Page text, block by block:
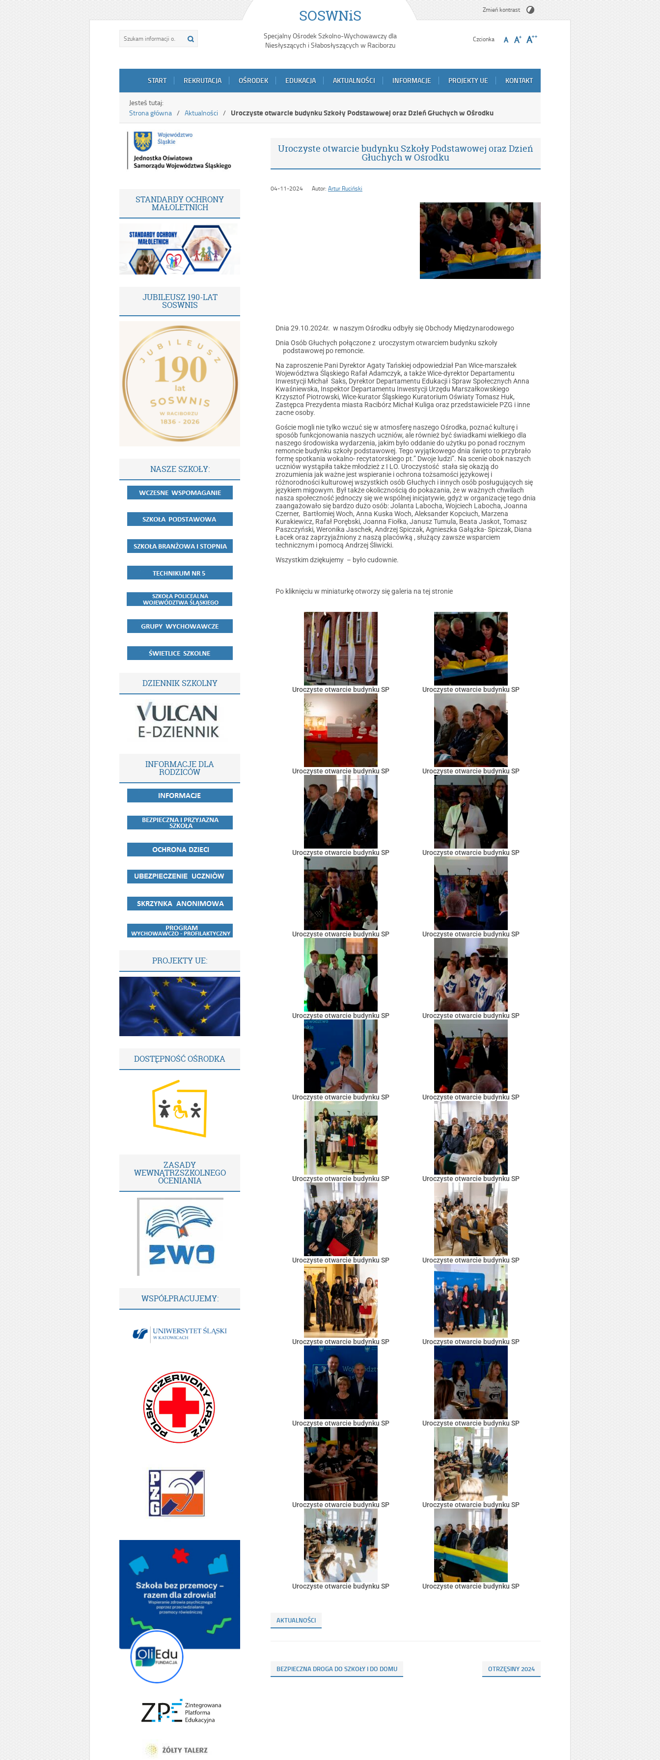
SOSWNiS
Specjalny Ośrodek Szkolno-Wychowawczy dla
Niesłyszących i Słabosłyszących w Raciborzu
Zmień kontrast
Czcionka
START REKRUTACJA OŚRODEK EDUKACJA AKTUALNOŚCI INFORMACJE PROJEKTY UE KONTAKT
Jesteś tutaj:
Strona główna
Aktualności Uroczyste otwarcie budynku Szkoły Podstawowej oraz Dzień Głuchych w Ośrodku
STANDARDY OCHRONY
MAŁOLETNICH
JUBILEUSZ 190-LAT
SOSWNIS
NASZE SZKOŁY:
DZIENNIK SZKOLNY
INFORMACJE DLA
RODZICÓW
PROJEKTY UE:
DOSTĘPNOŚĆ OŚRODKA
ZASADY
WEWNĄTRZSZKOLNEGO
OCENIANIA
WSPÓŁPRACUJEMY:
Uroczyste otwarcie budynku Szkoły Podstawowej oraz Dzień
Głuchych w Ośrodku
04-11-2024 Autor: Artur Ruciński
Dnia 29.10.2024r. w naszym Ośrodku odbyły się Obchody Międzynarodowego
Dnia Osób Głuchych połączone z uroczystym otwarciem budynku szkoły
podstawowej po remoncie.
Na zaproszenie Pani Dyrektor Agaty Tańskiej odpowiedział Pan Wice-marszałek
Województwa Śląskiego Rafał Adamczyk, a także Wice-dyrektor Departamentu
Inwestycji Michał Saks, Dyrektor Departamentu Edukacji i Spraw Społecznych Anna
Kwaśniewska, Inspektor Departamentu Inwestycji Urzędu Marszałkowskiego
Krzysztof Piotrowski, Wice-kurator Śląskiego Kuratorium Oświaty Tomasz Huk,
Zastępca Prezydenta miasta Racibórz Michał Kuliga oraz przedstawiciele PZG i inne
zacne osoby.
Goście mogli nie tylko wczuć się w atmosferę naszego Ośrodka, poznać kulturę i
sposób funkcjonowania naszych uczniów, ale również być świadkami wielkiego dla
naszego środowiska wydarzenia, jakim było oddanie do użytku po ponad rocznym
remoncie budynku szkoły podstawowej. Tego wyjątkowego dnia święto to przybrało
formę spotkania wokalno- recytatorskiego pt.” Dwoje ludzi”. Na scenie obok naszych
uczniów wystąpiła także młodzież z I LO. Uroczystość stała się okazją do
zrozumienia jak ważne jest wspieranie i ochrona tożsamości językowej i
różnorodności kulturowej wszystkich osób Głuchych i innych osób posługujących się
językiem migowym. Był także okolicznością do pokazania, że w ważnych chwilach
nasza społeczność jednoczy się we wspólnej inicjatywie, gdyż w organizację tego dnia
zaangażowało się bardzo dużo osób: Jolanta Labocha, Wojciech Labocha, Joanna
Czerner, Bartłomiej Woch, Anna Kuska Woch, Aleksander Kopciuch, Marzena
Kurakiewicz, Rafał Porębski, Joanna Fiołka, Janusz Tumula, Beata Jaskot, Tomasz
Paszczyński, Weronika Jaschek, Andrzej Spiczak, Agnieszka Gałązka- Spiczak, Diana
Łacek oraz zaprzyjaźniony z naszą placówką , służący zawsze wsparciem
technicznym i pomocą Andrzej Śliwicki.
Wszystkim dziękujemy – było cudownie.
Po kliknięciu w miniaturkę otworzy się galeria na tej stronie
Uroczyste otwarcie budynku SP Uroczyste otwarcie budynku SP
Uroczyste otwarcie budynku SP Uroczyste otwarcie budynku SP
Uroczyste otwarcie budynku SP Uroczyste otwarcie budynku SP
Uroczyste otwarcie budynku SP Uroczyste otwarcie budynku SP
Uroczyste otwarcie budynku SP Uroczyste otwarcie budynku SP
Uroczyste otwarcie budynku SP Uroczyste otwarcie budynku SP
Uroczyste otwarcie budynku SP Uroczyste otwarcie budynku SP
Uroczyste otwarcie budynku SP Uroczyste otwarcie budynku SP
Uroczyste otwarcie budynku SP Uroczyste otwarcie budynku SP
Uroczyste otwarcie budynku SP Uroczyste otwarcie budynku SP
Uroczyste otwarcie budynku SP Uroczyste otwarcie budynku SP
Uroczyste otwarcie budynku SP Uroczyste otwarcie budynku SP
AKTUALNOŚCI
BEZPIECZNA DROGA DO SZKOŁY I DO DOMU OTRZĘSINY 2024